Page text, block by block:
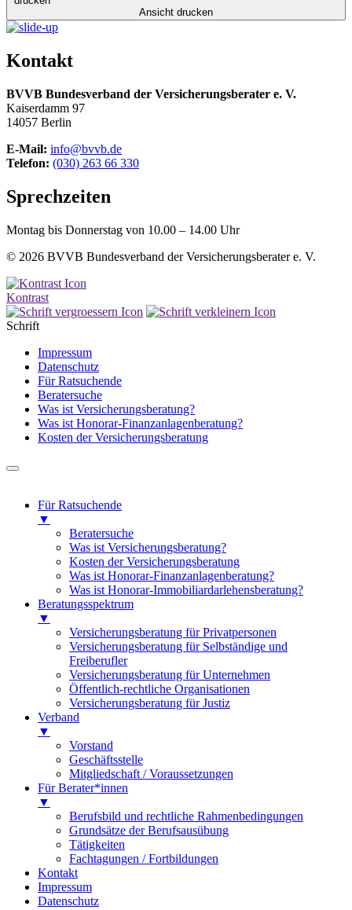
Ansicht drucken
Kontakt
BVVB Bundesverband der Versicherungsberater e. V.
Kaiserdamm 97
14057 Berlin
E-Mail: info@bvvb.de
Telefon: (030) 263 66 330
Sprechzeiten
Montag bis Donnerstag von 10.00 – 14.00 Uhr
© 2026 BVVB Bundesverband der Versicherungsberater e. V.
Kontrast
Schrift
Impressum
Datenschutz
Für Ratsuchende
Beratersuche
Was ist Versicherungsberatung?
Was ist Honorar-Finanzanlagenberatung?
Kosten der Versicherungsberatung
Für Ratsuchende
▼
Beratersuche
Was ist Versicherungsberatung?
Kosten der Versicherungsberatung
Was ist Honorar-Finanzanlagenberatung?
Was ist Honorar-Immobiliardarlehensberatung?
Beratungsspektrum
▼
Versicherungsberatung für Privatpersonen
Versicherungsberatung für Selbständige und
Freiberufler
Versicherungsberatung für Unternehmen
Öffentlich-rechtliche Organisationen
Versicherungsberatung für Justiz
Verband
▼
Vorstand
Geschäftsstelle
Mitgliedschaft / Voraussetzungen
Für Berater*innen
▼
Berufsbild und rechtliche Rahmenbedingungen
Grundsätze der Berufsausübung
Tätigkeiten
Fachtagungen / Fortbildungen
Kontakt
Impressum
Datenschutz